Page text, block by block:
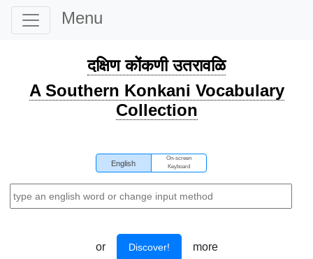
Menu
दक्षिण कोंकणी उतरावळि
A Southern Konkani Vocabulary
Collection
English
On-screen
Keyboard
or Discover! more